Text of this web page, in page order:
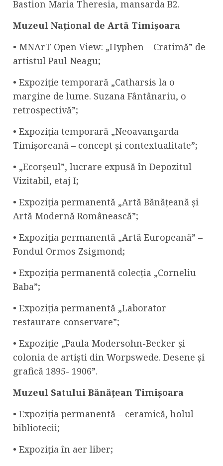
Bastion Maria Theresia, mansarda B2.
Muzeul Național de Artă Timișoara
• MNArT Open View: „Hyphen – Cratimă” de
artistul Paul Neagu;
• Expoziție temporară „Catharsis la o
margine de lume. Suzana Fântânariu, o
retrospectivă”;
• Expoziția temporară „Neoavangarda
Timișoreană – concept și contextualitate”;
• „Ecorșeul”, lucrare expusă în Depozitul
Vizitabil, etaj I;
• Expoziția permanentă „Artă Bănățeană și
Artă Modernă Românească”;
• Expoziția permanentă „Artă Europeană” –
Fondul Ormos Zsigmond;
• Expoziția permanentă colecția „Corneliu
Baba”;
• Expoziția permanentă „Laborator
restaurare-conservare”;
• Expoziție „Paula Modersohn-Becker și
colonia de artiști din Worpswede. Desene și
grafică 1895- 1906”.
Muzeul Satului Bănățean Timișoara
• Expoziția permanentă – ceramică, holul
bibliotecii;
• Expoziția în aer liber;